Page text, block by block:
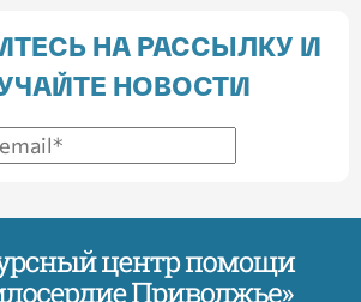
НА РАССЫЛКУ И
НОВОСТИ